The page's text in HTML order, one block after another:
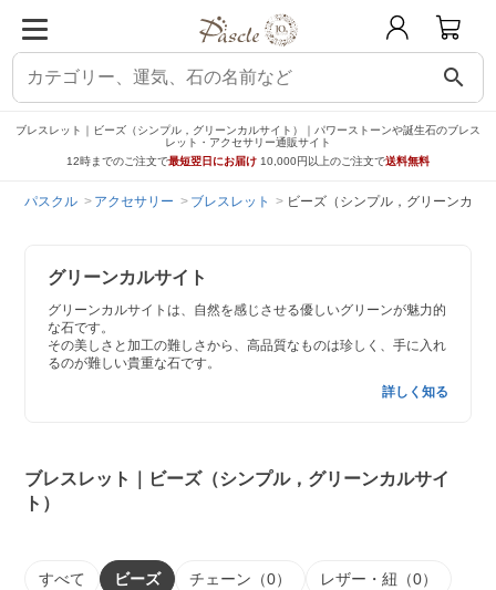
search
ブレスレット｜ビーズ（シンプル，グリーンカルサイト）｜パワーストーンや誕生石のブレス
レット・アクセサリー通販サイト
12時までのご注文で最短翌日にお届け 10,000円以上のご注文で送料無料
パスクル アクセサリー ブレスレット ビーズ（シンプル，グリーンカル
グリーンカルサイト
グリーンカルサイトは、自然を感じさせる優しいグリーンが魅力的
な石です。
その美しさと加工の難しさから、高品質なものは珍しく、手に入れ
るのが難しい貴重な石です。
詳しく知る
ブレスレット｜ビーズ（シンプル，グリーンカルサイ
ト）
すべて ビーズ チェーン（0） レザー・紐（0）